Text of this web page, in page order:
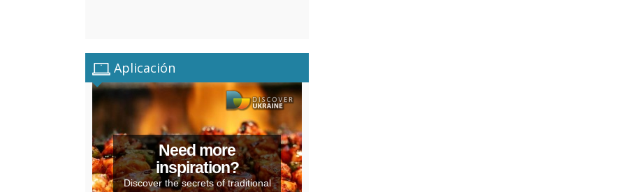
Aplicación
Need more
inspiration?
Discover the secrets of traditional